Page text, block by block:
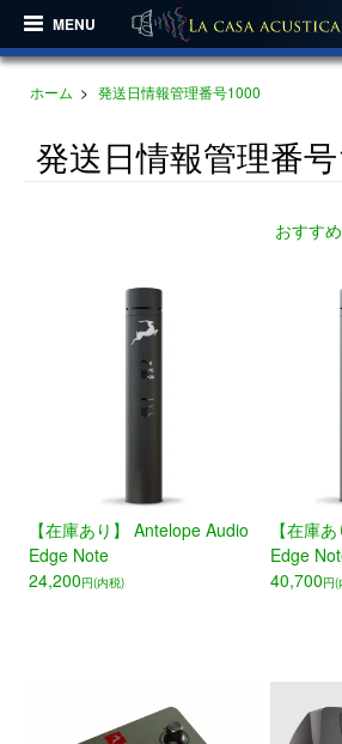
MENU
ホーム > 発送日情報管理番号1000
発送日情報管理番
おすす
【在庫あり】 Antelope Audio
Edge Note
24,200円(内税)
【在庫
Edge
40,700円(